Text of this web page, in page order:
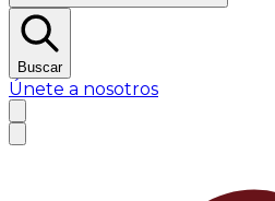
Buscar
Únete a nosotros